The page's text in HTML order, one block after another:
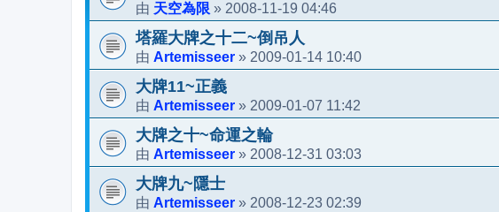
由 天空為限 » 2008-11-19 04:46
塔羅大牌之十二~倒吊人
由 Artemisseer » 2009-01-14 10:40
大牌11~正義
由 Artemisseer » 2009-01-07 11:42
大牌之十~命運之輪
由 Artemisseer » 2008-12-31 03:03
大牌九~隱士
由 Artemisseer » 2008-12-23 02:39